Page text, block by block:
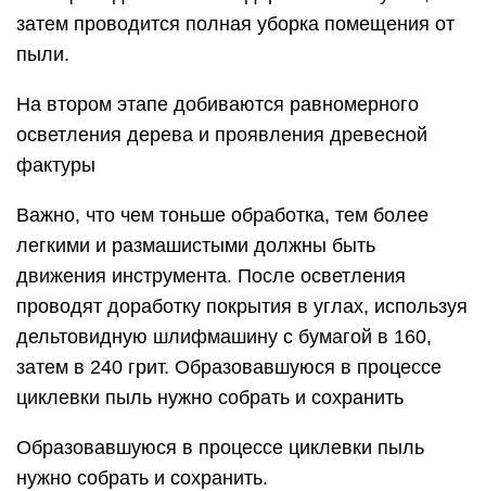
затем проводится полная уборка помещения от
пыли.
На втором этапе добиваются равномерного
осветления дерева и проявления древесной
фактуры
Важно, что чем тоньше обработка, тем более
легкими и размашистыми должны быть
движения инструмента. После осветления
проводят доработку покрытия в углах, используя
дельтовидную шлифмашину с бумагой в 160,
затем в 240 грит. Образовавшуюся в процессе
циклевки пыль нужно собрать и сохранить
Образовавшуюся в процессе циклевки пыль
нужно собрать и сохранить.